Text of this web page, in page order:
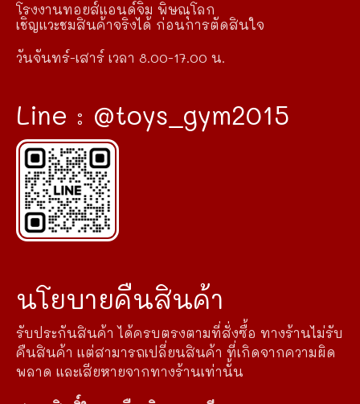
โรงงานทอยส์แอนด์จิม พิษณุโลก
เชิญแวะชมสินค้าจริงได้ ก่อนการตัดสินใจ
วันจันทร์-เสาร์ เวลา 8.00-17.00 น.
Line : @toys_gym2015
นโยบายคืนสินค้า
รับประกันสินค้า ได้ครบตรงตามที่สั่งซื้อ ทางร้านไม่รับ
คืนสินค้า แต่สามารถเปลี่ยนสินค้า ที่เกิดจากความผิด
พลาด และเสียหายจากทางร้านเท่านั้น